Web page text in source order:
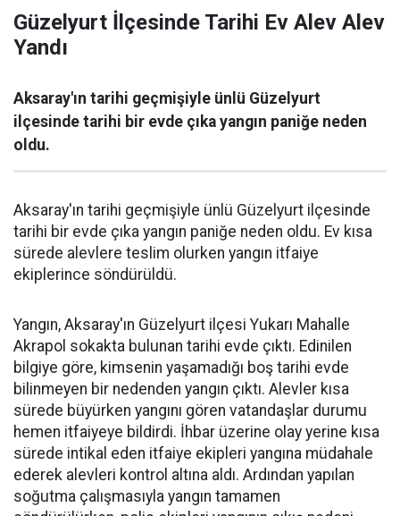
Güzelyurt İlçesinde Tarihi Ev Alev Alev
Yandı
Aksaray'ın tarihi geçmişiyle ünlü Güzelyurt
ilçesinde tarihi bir evde çıka yangın paniğe neden
oldu.
Aksaray'ın tarihi geçmişiyle ünlü Güzelyurt ilçesinde
tarihi bir evde çıka yangın paniğe neden oldu. Ev kısa
sürede alevlere teslim olurken yangın itfaiye
ekiplerince söndürüldü.
Yangın, Aksaray'ın Güzelyurt ilçesi Yukarı Mahalle
Akrapol sokakta bulunan tarihi evde çıktı. Edinilen
bilgiye göre, kimsenin yaşamadığı boş tarihi evde
bilinmeyen bir nedenden yangın çıktı. Alevler kısa
sürede büyürken yangını gören vatandaşlar durumu
hemen itfaiyeye bildirdi. İhbar üzerine olay yerine kısa
sürede intikal eden itfaiye ekipleri yangına müdahale
ederek alevleri kontrol altına aldı. Ardından yapılan
soğutma çalışmasıyla yangın tamamen